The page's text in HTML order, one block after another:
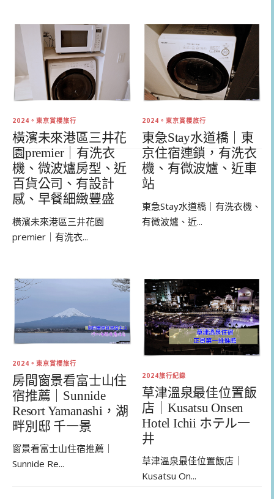
2024。東京賞櫻旅行
橫濱未來港區三井花
園premier｜有洗衣
機、微波爐房型、近
百貨公司、有設計
感、早餐細緻豐盛
橫濱未來港區三井花園
premier｜有洗衣...
2024。東京賞櫻旅行
東急Stay水道橋｜東
京住宿連鎖，有洗衣
機、有微波爐、近車
站
東急Stay水道橋｜有洗衣機、
有微波爐、近...
2024。東京賞櫻旅行
房間窗景看富士山住
宿推薦｜Sunnide
Resort Yamanashi，湖
畔別邸 千一景
窗景看富士山住宿推薦｜
Sunnide Re...
2024旅行紀錄
草津溫泉最佳位置飯
店｜Kusatsu Onsen
Hotel Ichii ホテル一
井
草津溫泉最佳位置飯店｜
Kusatsu On...